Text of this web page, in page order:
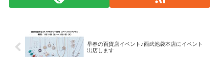
早春の百貨店イベント♪西武池袋本店にイベント
出店します